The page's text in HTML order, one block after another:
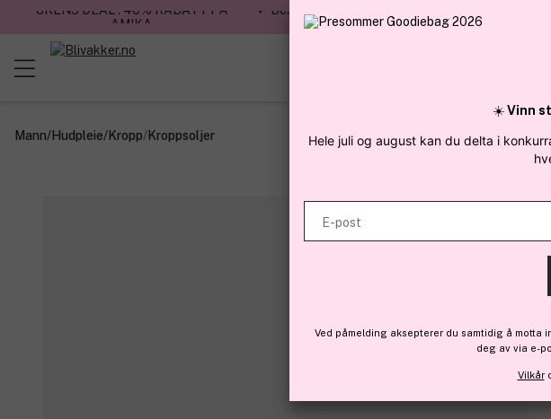
UKENS DEAL : 40% RABATT PÅ
AMIKA
✓ Bestillinger før kl. 12 sendes samme
dag
Mann/Hudpleie/Kropp/Kroppsoljer
☀️Vinn
Hele juli og august kan du delta i
E-post
Ved påmelding aksepterer du samtidig å motta
deg av via e-
Vilkår